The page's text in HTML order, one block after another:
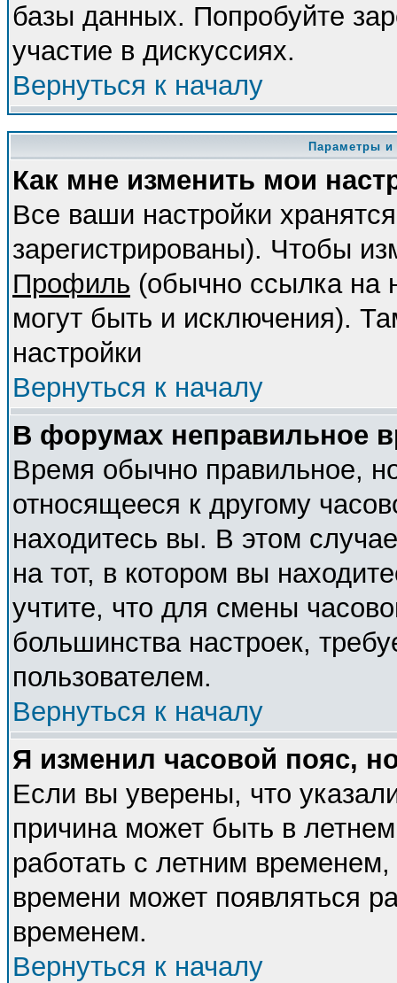
базы данных. Попробуйте
участие в дискуссиях.
Вернуться к началу
Параметры и
Как мне изменить мои
Все ваши настройки
зарегистрированы). Чтобы
Профиль (обычно ссылка на
могут быть и исключения).
настройки
Вернуться к началу
В форумах неправильное
Время обычно правильное,
относящееся к другому
находитесь вы. В этом
на тот, в котором вы
учтите, что для смены
большинства настроек,
пользователем.
Вернуться к началу
Я изменил часовой пояс,
Если вы уверены, что
причина может быть в
работать с летним временем,
времени может появляться
временем.
Вернуться к началу